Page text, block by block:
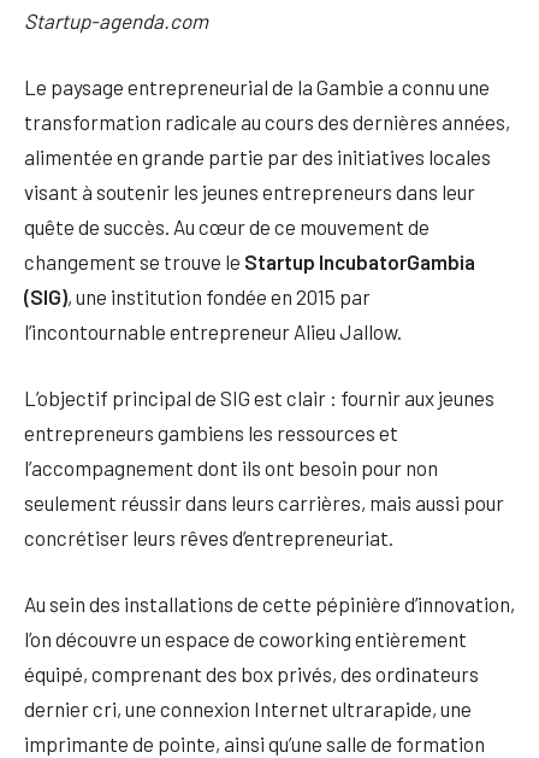
Startup-agenda.com
Le paysage entrepreneurial de la Gambie a connu une
transformation radicale au cours des dernières années,
alimentée en grande partie par des initiatives locales
visant à soutenir les jeunes entrepreneurs dans leur
quête de succès. Au cœur de ce mouvement de
changement se trouve le Startup IncubatorGambia
(SIG), une institution fondée en 2015 par
l’incontournable entrepreneur Alieu Jallow.
L’objectif principal de SIG est clair : fournir aux jeunes
entrepreneurs gambiens les ressources et
l’accompagnement dont ils ont besoin pour non
seulement réussir dans leurs carrières, mais aussi pour
concrétiser leurs rêves d’entrepreneuriat.
Au sein des installations de cette pépinière d’innovation,
l’on découvre un espace de coworking entièrement
équipé, comprenant des box privés, des ordinateurs
dernier cri, une connexion Internet ultrarapide, une
imprimante de pointe, ainsi qu’une salle de formation